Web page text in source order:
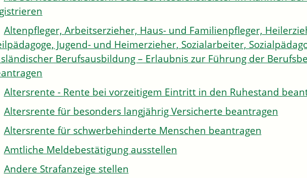
Altenpfleger, Arbeitserzieher, Haus- und Familienpfleger,
Jugend- und Heimerzieher, Sozialarbeiter,
Berufsausbildung – Erlaubnis zur Führung der
Altersrente - Rente bei vorzeitigem Eintritt in den Ruhestand
Altersrente für besonders langjährig Versicherte beantragen
Altersrente für schwerbehinderte Menschen beantragen
Amtliche Meldebestätigung ausstellen
Andere Strafanzeige stellen